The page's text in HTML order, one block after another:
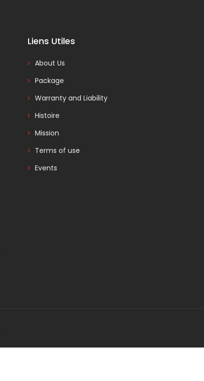
Liens Utiles
About Us
Package
Warranty and Liability
Histoire
Mission
Terms of use
Events